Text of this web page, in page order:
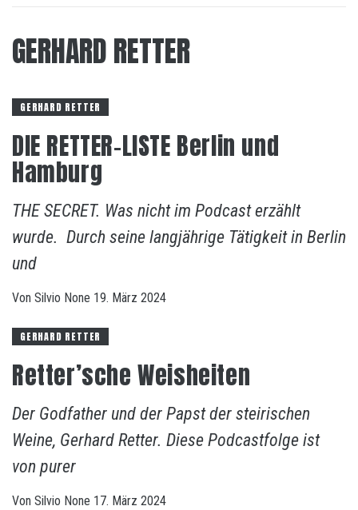
GERHARD RETTER
GERHARD RETTER
DIE RETTER-LISTE Berlin und
Hamburg
THE SECRET. Was nicht im Podcast erzählt
wurde. Durch seine langjährige Tätigkeit in Berlin
und
Von Silvio None 19. März 2024
GERHARD RETTER
Retter’sche Weisheiten
Der Godfather und der Papst der steirischen
Weine, Gerhard Retter. Diese Podcastfolge ist
von purer
Von Silvio None 17. März 2024